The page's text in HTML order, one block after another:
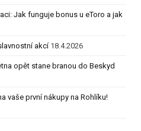
Jak funguje bonus u eToro a jak
akcí 18.4.2026
opět stane branou do Beskyd
vaše první nákupy na Rohlíku!